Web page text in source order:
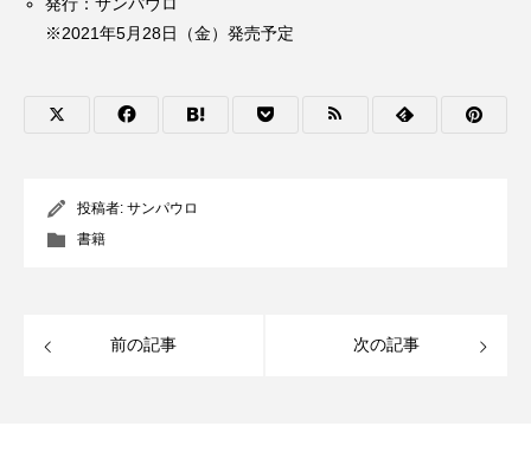
※2021年5月28日（金）発売予定
投稿者: サンパウロ
書籍
前の記事 次の記事